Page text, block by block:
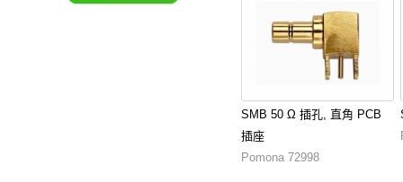
SMB 50 Ω 插孔, 直角 PCB
插座
Pomona 72998